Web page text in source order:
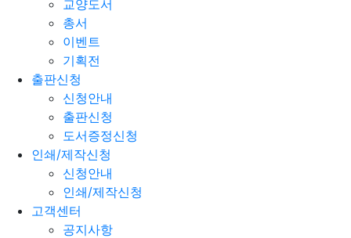
교양도서
총서
이벤트
기획전
출판신청
신청안내
출판신청
도서증정신청
인쇄/제작신청
신청안내
인쇄/제작신청
고객센터
공지사항